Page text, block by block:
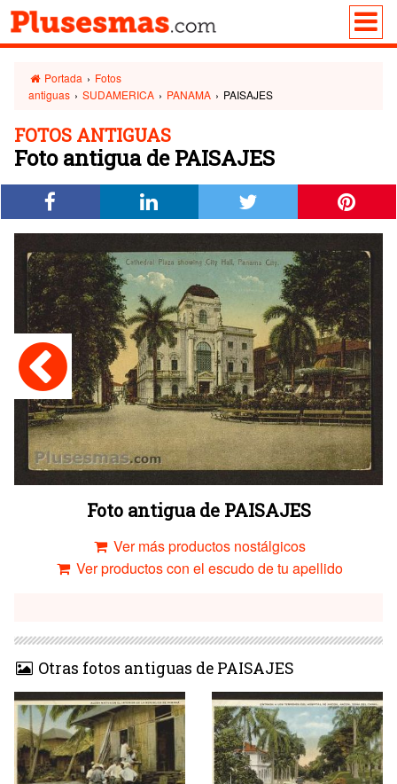
Portada › Fotos
antiguas › SUDAMERICA › PANAMA › PAISAJES
FOTOS ANTIGUAS
Foto antigua de PAISAJES
Foto antigua de PAISAJES
Ver más productos nostálgicos
Ver productos con el escudo de tu apellido
Otras fotos antiguas de PAISAJES